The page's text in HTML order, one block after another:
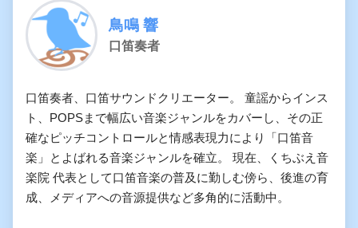
鳥鳴 響
口笛奏者
口笛奏者、口笛サウンドクリエーター。 童謡からインス
ト、POPSまで幅広い音楽ジャンルをカバーし、その正
確なピッチコントロールと情感表現力により「口笛音
楽」とよばれる音楽ジャンルを確立。 現在、くちぶえ音
楽院 代表として口笛音楽の普及に勤しむ傍ら、後進の育
成、メディアへの音源提供など多角的に活動中。